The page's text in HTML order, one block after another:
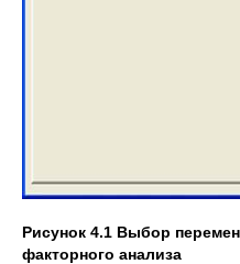
Рисунок 4.1 Выбор
факторного анализа